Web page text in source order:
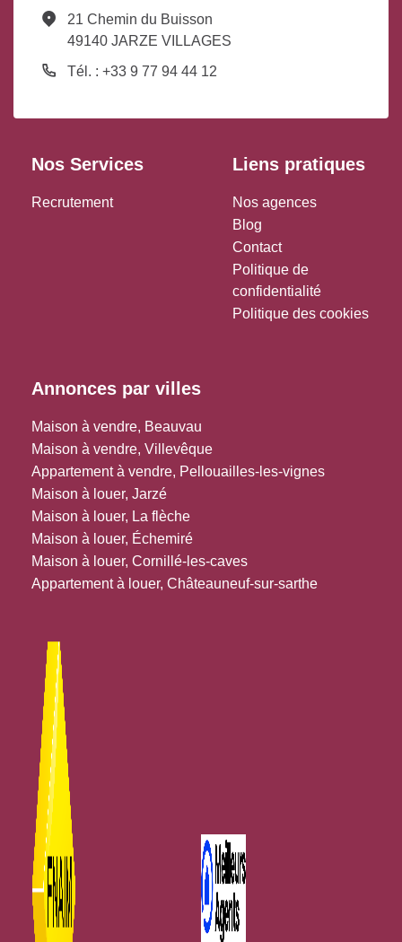
21 Chemin du Buisson
49140 JARZE VILLAGES
Tél. : +33 9 77 94 44 12
Nos Services
Recrutement
Liens pratiques
Nos agences
Blog
Contact
Politique de
confidentialité
Politique des cookies
Annonces par villes
Maison à vendre, Beauvau
Maison à vendre, Villevêque
Appartement à vendre, Pellouailles-les-vignes
Maison à louer, Jarzé
Maison à louer, La flèche
Maison à louer, Échemiré
Maison à louer, Cornillé-les-caves
Appartement à louer, Châteauneuf-sur-sarthe